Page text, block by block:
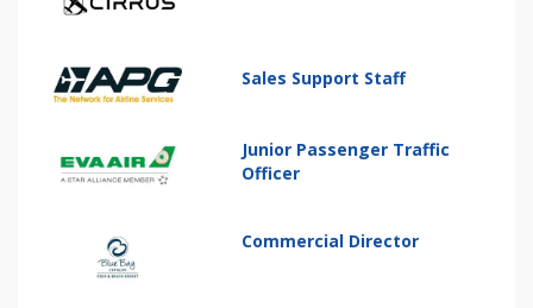
Sales Support Staff
Junior Passenger Traffic
Officer
Commercial Director